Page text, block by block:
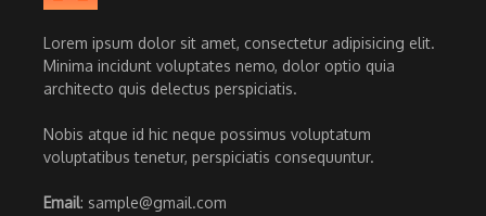
Lorem ipsum dolor sit amet, consectetur adipisicing elit.
Minima incidunt voluptates nemo, dolor optio quia
architecto quis delectus perspiciatis.
Nobis atque id hic neque possimus voluptatum
voluptatibus tenetur, perspiciatis consequuntur.
Email: sample@gmail.com